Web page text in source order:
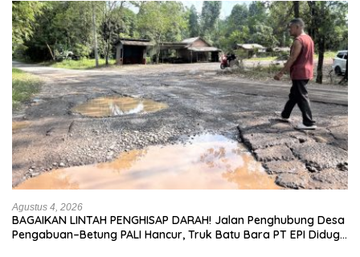
Agustus 4, 2026
BAGAIKAN LINTAH PENGHISAP DARAH! Jalan Penghubung Desa
Pengabuan–Betung PALI Hancur, Truk Batu Bara PT EPI Diduga